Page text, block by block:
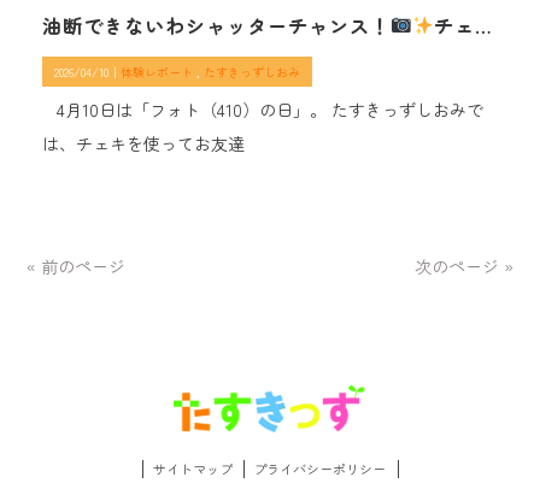
油断できないわシャッターチャンス！ チェキで撮影大会！
2026/04/10｜ 体験レポート たすきっずしおみ
​ 4月10日は「フォト（410）の日」。 たすきっずしおみで
は、チェキを使ってお友達
« 前のページ 次のページ »
サイトマップ プライバシーポリシー